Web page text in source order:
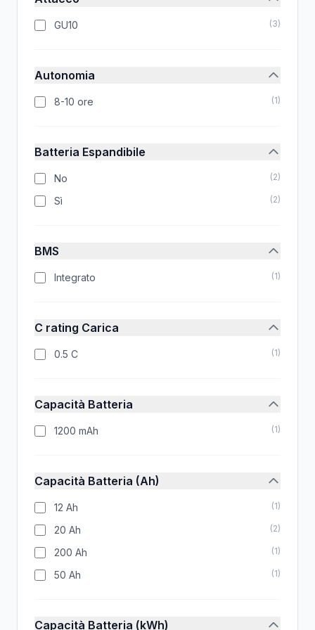
GU10 (3)
Autonomia
8-10 ore (1)
Batteria Espandibile
No (2)
Sì (2)
BMS
Integrato (1)
C rating Carica
0.5 C (1)
Capacità Batteria
1200 mAh (1)
Capacità Batteria (Ah)
12 Ah (1)
20 Ah (2)
200 Ah (1)
50 Ah (1)
Capacità Batteria (kWh)